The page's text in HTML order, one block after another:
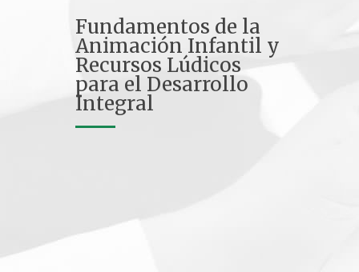
Fundamentos de la
Animación Infantil y
Recursos Lúdicos
para el Desarrollo
Integral